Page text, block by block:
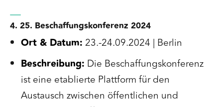
4. 25. Beschaffungskonferenz 2024
Ort & Datum: 23.-24.09.2024 | Berlin
Beschreibung: Die Beschaffungskonferenz
ist eine etablierte Plattform für den
Austausch zwischen öffentlichen und